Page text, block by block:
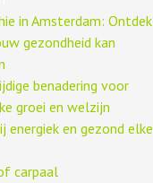
in Amsterdam: Ontdek
gezondheid kan
benadering voor
groei en welzijn
energiek en gezond elke
carpaal